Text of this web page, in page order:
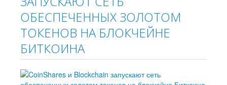
ОБЕСПЕЧЕННЫХ ЗОЛОТОМ
ТОКЕНОВ НА БЛОКЧЕЙНЕ
БИТКОИНА